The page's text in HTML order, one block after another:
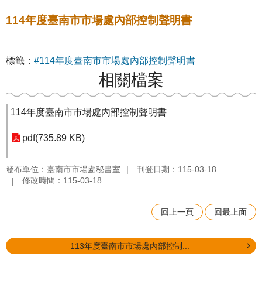
114年度臺南市市場處內部控制聲明書
標籤： #114年度臺南市市場處內部控制聲明書
相關檔案
114年度臺南市市場處內部控制聲明書
pdf(735.89 KB)
發布單位：臺南市市場處秘書室
刊登日期：115-03-18
修改時間：115-03-18
回上一頁 回最上面
113年度臺南市市場處內部控制...